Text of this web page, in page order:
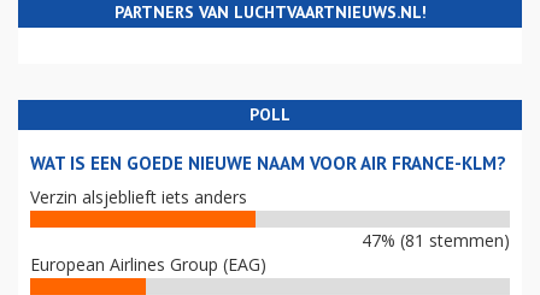
PARTNERS VAN LUCHTVAARTNIEUWS.NL!
POLL
WAT IS EEN GOEDE NIEUWE NAAM VOOR AIR FRANCE-KLM?
Verzin alsjeblieft iets anders
47% (81 stemmen)
European Airlines Group (EAG)